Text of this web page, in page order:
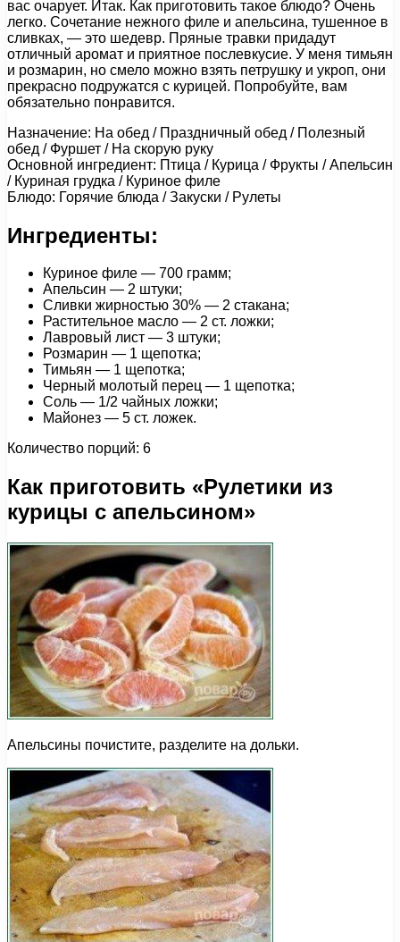
вас очарует. Итак. Как приготовить такое блюдо? Очень
легко. Сочетание нежного филе и апельсина, тушенное в
сливках, — это шедевр. Пряные травки придадут
отличный аромат и приятное послевкусие. У меня тимьян
и розмарин, но смело можно взять петрушку и укроп, они
прекрасно подружатся с курицей. Попробуйте, вам
обязательно понравится.
Назначение: На обед / Праздничный обед / Полезный
обед / Фуршет / На скорую руку
Основной ингредиент: Птица / Курица / Фрукты / Апельсин
/ Куриная грудка / Куриное филе
Блюдо: Горячие блюда / Закуски / Рулеты
Ингредиенты:
Куриное филе — 700 грамм;
Апельсин — 2 штуки;
Сливки жирностью 30% — 2 стакана;
Растительное масло — 2 ст. ложки;
Лавровый лист — 3 штуки;
Розмарин — 1 щепотка;
Тимьян — 1 щепотка;
Черный молотый перец — 1 щепотка;
Соль — 1/2 чайных ложки;
Майонез — 5 ст. ложек.
Количество порций: 6
Как приготовить «Рулетики из
курицы с апельсином»
Апельсины почистите, разделите на дольки.